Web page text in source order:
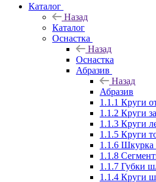
Каталог
Назад
Каталог
Оснастка
Назад
Оснастка
Абразив
Назад
Абразив
1.1.1 Круги
1.1.2 Круги
1.1.3 Круги
1.1.5 Круги
1.1.6 Шкурка
1.1.8
1.1.7 Губки
1.1.4 Круги